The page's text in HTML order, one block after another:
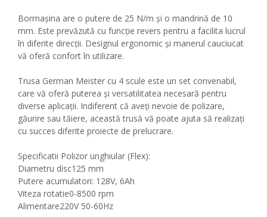
Bormașina are o putere de 25 N/m și o mandrină de 10
mm. Este prevăzută cu funcție revers pentru a facilita lucrul
în diferite direcții. Designul ergonomic și manerul cauciucat
vă oferă confort în utilizare.
Trusa German Meister cu 4 scule este un set convenabil,
care vă oferă puterea și versatilitatea necesară pentru
diverse aplicații. Indiferent că aveți nevoie de polizare,
găurire sau tăiere, această trusă vă poate ajuta să realizați
cu succes diferite proiecte de prelucrare.
Specificatii Polizor unghiular (Flex):
Diametru disc125 mm
Putere acumulatori: 128V, 6Ah
Viteza rotatie0-8500 rpm
Alimentare220V 50-60Hz